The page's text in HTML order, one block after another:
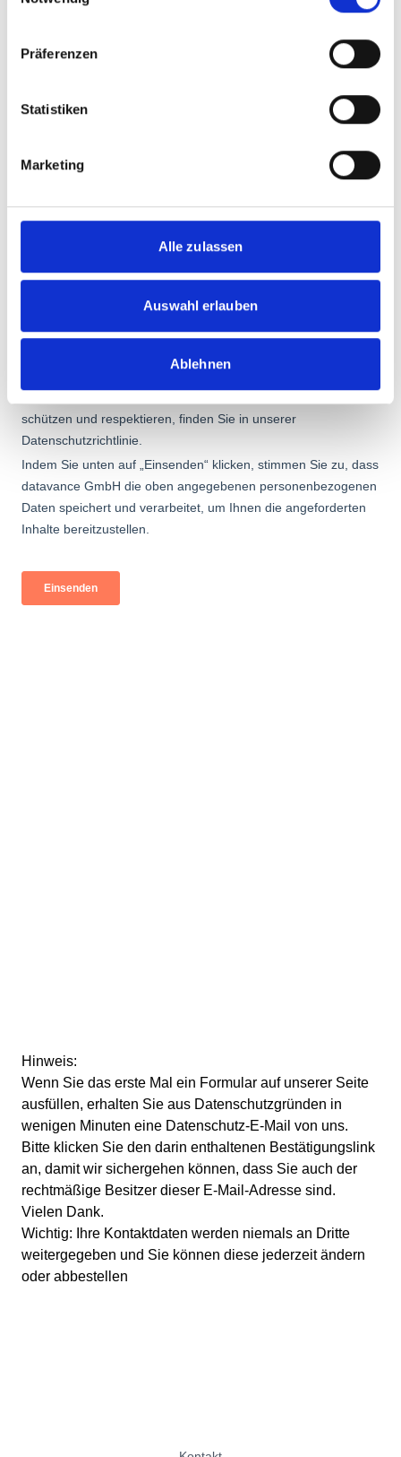
Präferenzen
Statistiken
Marketing
Alle zulassen
Auswahl erlauben
Ablehnen
Hinweis:
Wenn Sie das erste Mal ein Formular auf unserer Seite
ausfüllen, erhalten Sie aus Datenschutzgründen in
wenigen Minuten eine Datenschutz-E-Mail von uns.
Bitte klicken Sie den darin enthaltenen Bestätigungslink
an, damit wir sichergehen können, dass Sie auch der
rechtmäßige Besitzer dieser E-Mail-Adresse sind.
Vielen Dank.
Wichtig: Ihre Kontaktdaten werden niemals an Dritte
weitergegeben und Sie können diese jederzeit ändern
oder abbestellen